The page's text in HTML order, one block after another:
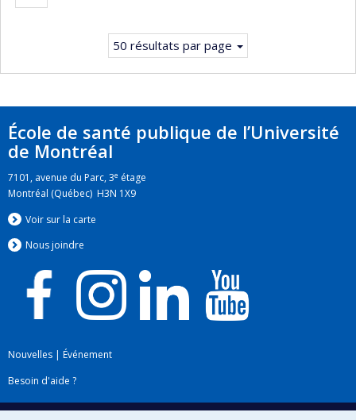
suivante
50 résultats par page
École de santé publique de l’Université
de Montréal
7101, avenue du Parc, 3e étage
Montréal (Québec) H3N 1X9
Voir sur la carte
Nous joindre
Nouvelles | Événement
Besoin d'aide ?
Plan du site|Accessibilité